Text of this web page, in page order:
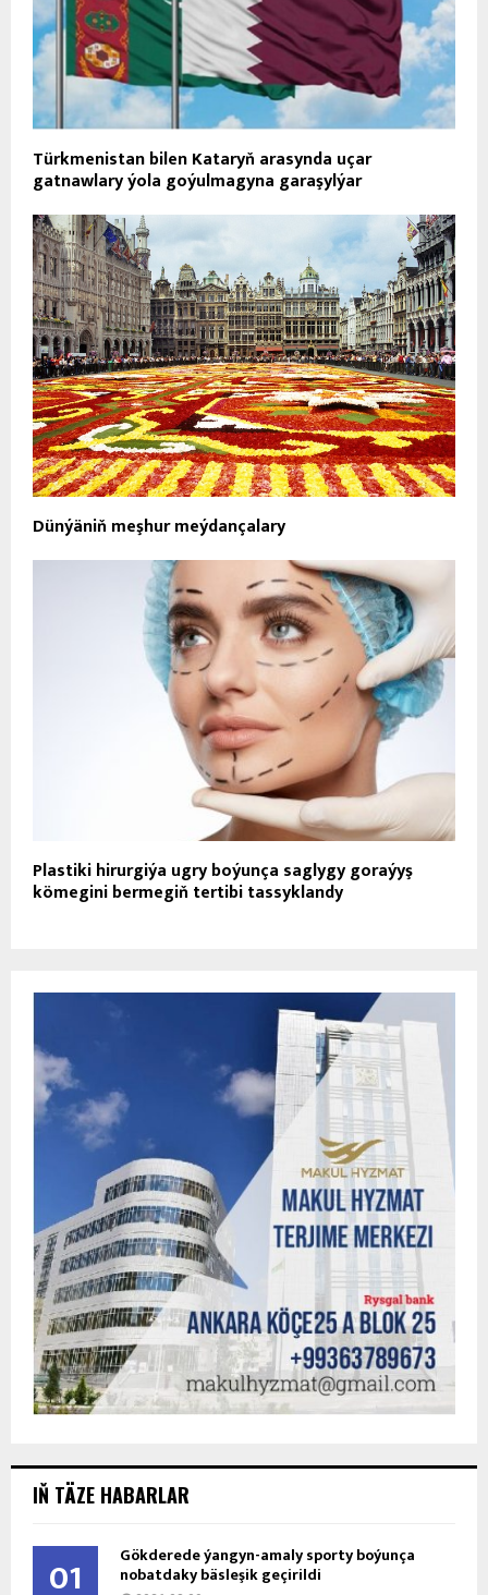
Türkmenistan bilen Kataryň arasynda uçar
gatnawlary ýola goýulmagyna garaşylýar
Dünýäniň meşhur meýdançalary
Plastiki hirurgiýa ugry boýunça saglygy goraýyş
kömegini bermegiň tertibi tassyklandy
IŇ TÄZE HABARLAR
01 Gökderede ýangyn-amaly sporty boýunça
nobatdaky bäsleşik geçirildi